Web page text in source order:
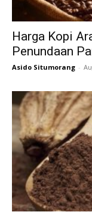
Harga Kopi
Penundaan
Asido Situmorang -